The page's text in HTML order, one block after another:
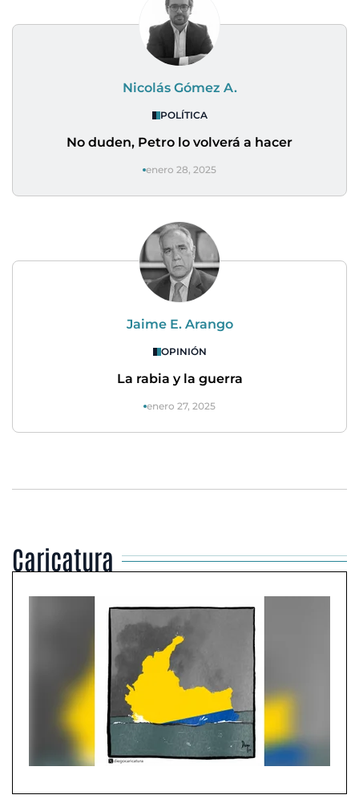
Nicolás Gómez A.
POLÍTICA
No duden, Petro lo volverá a hacer
enero 28, 2025
Jaime E. Arango
OPINIÓN
La rabia y la guerra
enero 27, 2025
Caricatura